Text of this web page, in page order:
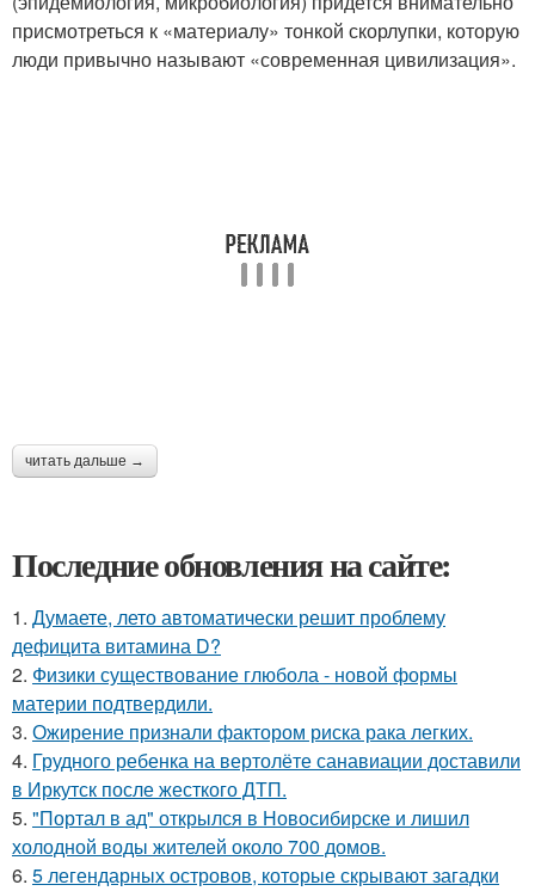
присмотреться к «материалу» тонкой скорлупки, которую
люди привычно называют «современная цивилизация».
читать дальше →
Последние обновления на сайте:
1. Думаете, лето автоматически решит проблему
дефицита витамина D?
2. Физики существование глюбола - новой формы
материи подтвердили.
3. Ожирение признали фактором риска рака легких.
4. Грудного ребенка на вертолёте санавиации доставили
в Иркутск после жесткого ДТП.
5. "Портал в ад" открылся в Новосибирске и лишил
холодной воды жителей около 700 домов.
6. 5 легендарных островов, которые скрывают загадки